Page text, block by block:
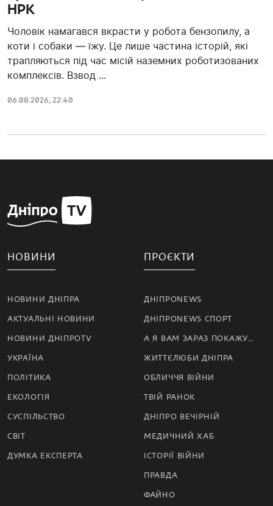
НРК
Чоловік намагався вкрасти у робота бензопилу, а
коти і собаки — їжу. Це лише частина історій, які
трапляються під час місій наземних роботизованих
комплексів. Взвод ...
06.08.2026, 22:40
НОВИНИ
НОВИНИ ДНІПРА
АКТУАЛЬНІ НОВИНИ
НОВИНИ ДНІПРОTV
УКРАЇНА
ПОЛІТИКА
ЕКОЛОГІЯ
СУСПІЛЬСТВО
СВІТ
ДУМКА ЕКСПЕРТА
ПРОЄКТИ
ДНІПРОNEWS
ДНІПРОNEWS СПОРТ
А Я ВАМ ЗАРАЗ ПОКАЖУ…
ЖИТТЄЛЮБИ ДНІПРА
ОБЛИЧЧЯ ВІЙНИ
ТВІЙ РАНОК
ДНІПРО ВЕЧІРНІЙ
МЕДИЧНИЙ ХАБ
ІСТОРІЇ ВІЙНИ
ПРАВДА
ФАЙНО